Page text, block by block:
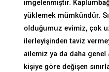
imgelenmiştir.
yüklemek mümkündür.
olduğumuz evimiz, çok
ilerleyişinden taviz
ailemiz ya da daha genel
kişiye göre değişen